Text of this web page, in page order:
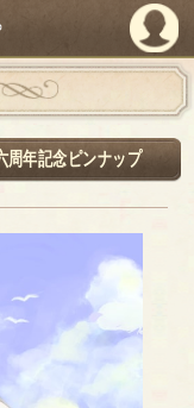
PandoraPartyProject
周年記念ピンナップ